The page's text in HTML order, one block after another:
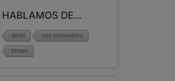
HABLAMOS DE…
derbi rios renovables
triman